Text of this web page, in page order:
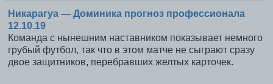
Никарагуа — Доминика прогноз профессионала
12.10.19
Команда с нынешним наставником показывает немного
грубый футбол, так что в этом матче не сыграют сразу
двое защитников, перебравших желтых карточек.